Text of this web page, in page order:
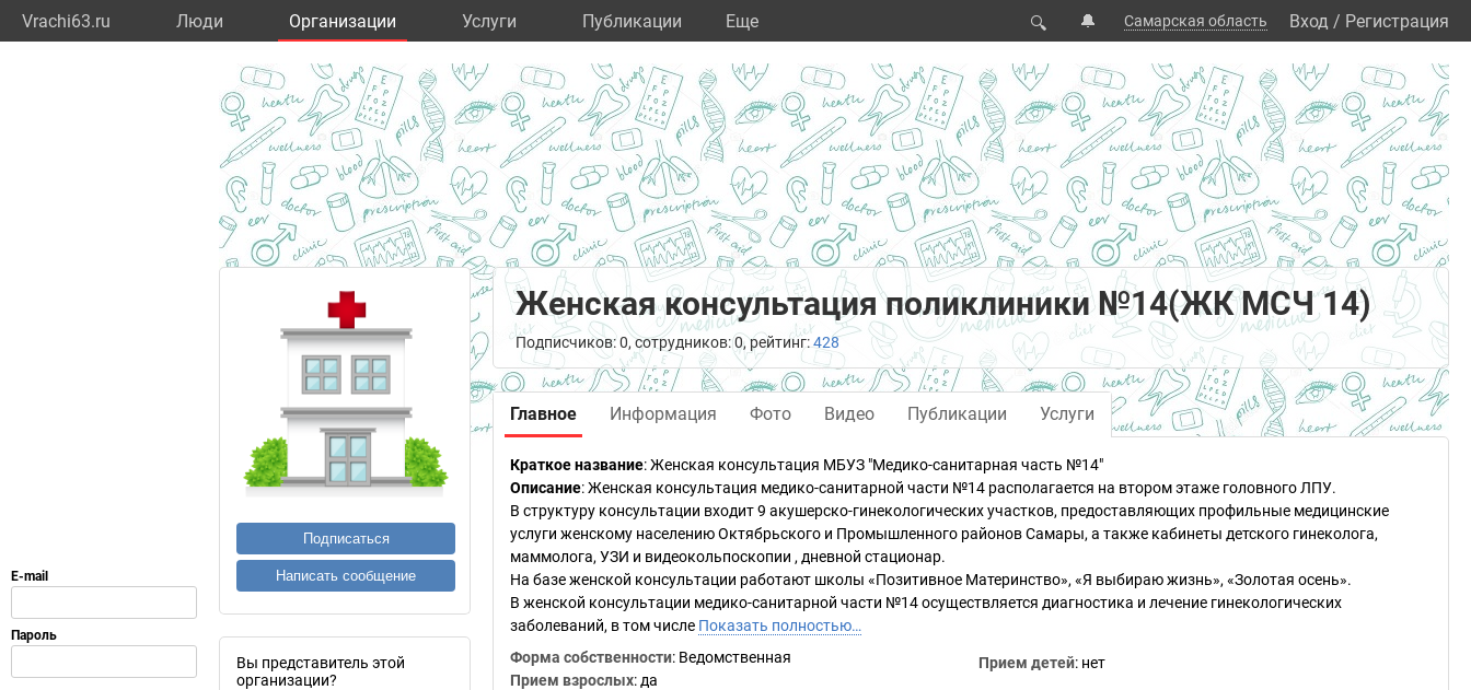
Vrachi63.ru Люди Организации Услуги Публикации Eще 🔍 🔔 Самарская область Вход / Регистрация
Подписаться
Написать сообщение
Вы представитель этой
организации?
Женская консультация поликлиники №14(ЖК МСЧ 14)
Подписчиков: 0, сотрудников: 0, рейтинг:428
Главное Информация Фото Видео Публикации Услуги
Краткое название:Женская консультация МБУЗ "Медико-санитарная часть №14"
Описание: Женская консультация медико-санитарной части №14 располагается на втором этаже головного ЛПУ.
В структуру консультации входит 9 акушерско-гинекологических участков, предоставляющих профильные медицинские
услуги женскому населению Октябрьского и Промышленного районов Самары, а также кабинеты детского гинеколога,
маммолога, УЗИ и видеокольпоскопии , дневной стационар.
На базе женской консультации работают школы «Позитивное Материнство», «Я выбираю жизнь», «Золотая осень».
В женской консультации медико-санитарной части №14 осуществляется диагностика и лечение гинекологических
заболеваний, в том числе Показать полностью…
Форма собственности: Ведомственная
Прием взрослых: да
Прием детей: нет